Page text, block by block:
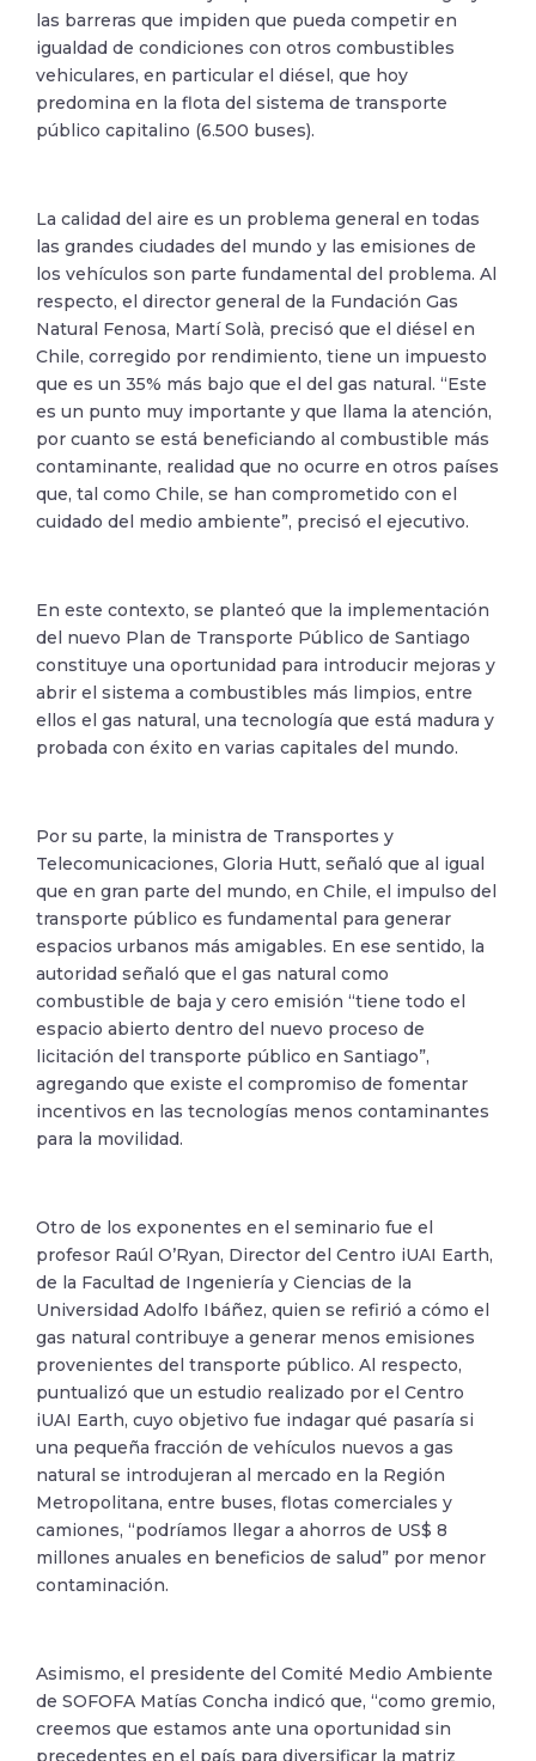
las barreras que impiden que pueda competir en
igualdad de condiciones con otros combustibles
vehiculares, en particular el diésel, que hoy
predomina en la flota del sistema de transporte
público capitalino (6.500 buses).
La calidad del aire es un problema general en todas
las grandes ciudades del mundo y las emisiones de
los vehículos son parte fundamental del problema. Al
respecto, el director general de la Fundación Gas
Natural Fenosa, Martí Solà, precisó que el diésel en
Chile, corregido por rendimiento, tiene un impuesto
que es un 35% más bajo que el del gas natural. “Este
es un punto muy importante y que llama la atención,
por cuanto se está beneficiando al combustible más
contaminante, realidad que no ocurre en otros países
que, tal como Chile, se han comprometido con el
cuidado del medio ambiente”, precisó el ejecutivo.
En este contexto, se planteó que la implementación
del nuevo Plan de Transporte Público de Santiago
constituye una oportunidad para introducir mejoras y
abrir el sistema a combustibles más limpios, entre
ellos el gas natural, una tecnología que está madura y
probada con éxito en varias capitales del mundo.
Por su parte, la ministra de Transportes y
Telecomunicaciones, Gloria Hutt, señaló que al igual
que en gran parte del mundo, en Chile, el impulso del
transporte público es fundamental para generar
espacios urbanos más amigables. En ese sentido, la
autoridad señaló que el gas natural como
combustible de baja y cero emisión “tiene todo el
espacio abierto dentro del nuevo proceso de
licitación del transporte público en Santiago”,
agregando que existe el compromiso de fomentar
incentivos en las tecnologías menos contaminantes
para la movilidad.
Otro de los exponentes en el seminario fue el
profesor Raúl O’Ryan, Director del Centro iUAI Earth,
de la Facultad de Ingeniería y Ciencias de la
Universidad Adolfo Ibáñez, quien se refirió a cómo el
gas natural contribuye a generar menos emisiones
provenientes del transporte público. Al respecto,
puntualizó que un estudio realizado por el Centro
iUAI Earth, cuyo objetivo fue indagar qué pasaría si
una pequeña fracción de vehículos nuevos a gas
natural se introdujeran al mercado en la Región
Metropolitana, entre buses, flotas comerciales y
camiones, “podríamos llegar a ahorros de US$ 8
millones anuales en beneficios de salud” por menor
contaminación.
Asimismo, el presidente del Comité Medio Ambiente
de SOFOFA Matías Concha indicó que, “como gremio,
creemos que estamos ante una oportunidad sin
precedentes en el país para diversificar la matriz